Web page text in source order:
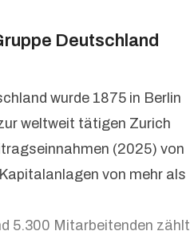
Deutschland
wurde 1875 in Berlin
weltweit tätigen Zurich
(2025) von
von mehr als
5.300 Mitarbeitenden zählt